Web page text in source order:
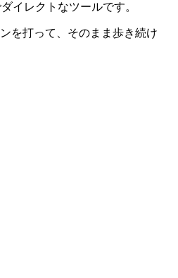
イレクトなツールです。
を打って、そのまま歩き続け